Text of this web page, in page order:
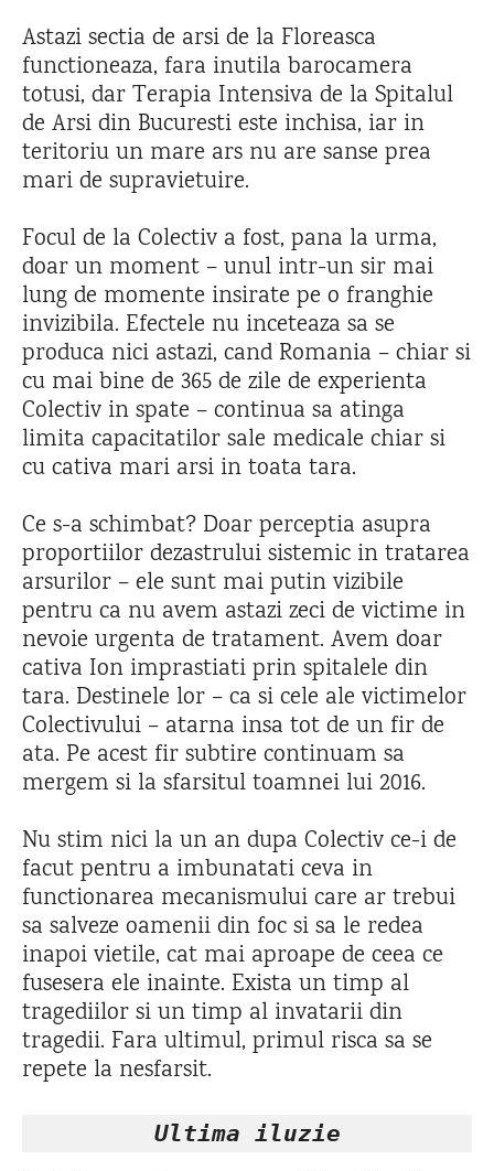
Astazi sectia de arsi de la Floreasca
functioneaza, fara inutila barocamera
totusi, dar Terapia Intensiva de la Spitalul
de Arsi din Bucuresti este inchisa, iar in
teritoriu un mare ars nu are sanse prea
mari de supravietuire.
Focul de la Colectiv a fost, pana la urma,
doar un moment – unul intr-un sir mai
lung de momente insirate pe o franghie
invizibila. Efectele nu inceteaza sa se
produca nici astazi, cand Romania – chiar si
cu mai bine de 365 de zile de experienta
Colectiv in spate – continua sa atinga
limita capacitatilor sale medicale chiar si
cu cativa mari arsi in toata tara.
Ce s-a schimbat? Doar perceptia asupra
proportiilor dezastrului sistemic in tratarea
arsurilor – ele sunt mai putin vizibile
pentru ca nu avem astazi zeci de victime in
nevoie urgenta de tratament. Avem doar
cativa Ion imprastiati prin spitalele din
tara. Destinele lor – ca si cele ale victimelor
Colectivului – atarna insa tot de un fir de
ata. Pe acest fir subtire continuam sa
mergem si la sfarsitul toamnei lui 2016.
Nu stim nici la un an dupa Colectiv ce-i de
facut pentru a imbunatati ceva in
functionarea mecanismului care ar trebui
sa salveze oamenii din foc si sa le redea
inapoi vietile, cat mai aproape de ceea ce
fusesera ele inainte. Exista un timp al
tragediilor si un timp al invatarii din
tragedii. Fara ultimul, primul risca sa se
repete la nesfarsit.
Ultima iluzie